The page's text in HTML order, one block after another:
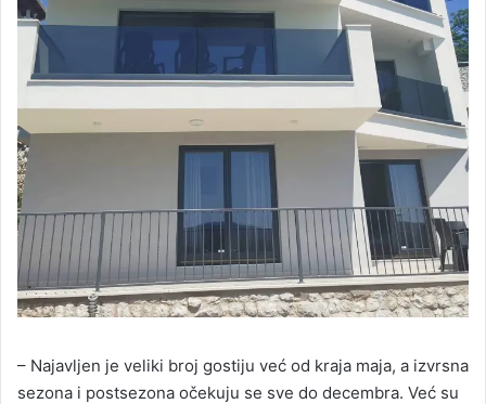
– Najavljen je veliki broj gostiju već od kraja maja, a izvrsna
sezona i postsezona očekuju se sve do decembra. Već su